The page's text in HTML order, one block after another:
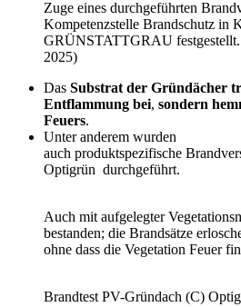
Zuge eines durchgeführten
Kompetenzstelle Brandschutz in
GRÜNSTATTGRAU festgestellt.
2025)
Das Substrat der Gründächer
Entflammung bei, sondern
Feuers.
Unter anderem wurden
auch produktspezifische
Optigrün durchgeführt.
Auch mit aufgelegter
bestanden; die Brandsätze
ohne dass die Vegetation Feuer
Brandtest PV-Gründach (C)